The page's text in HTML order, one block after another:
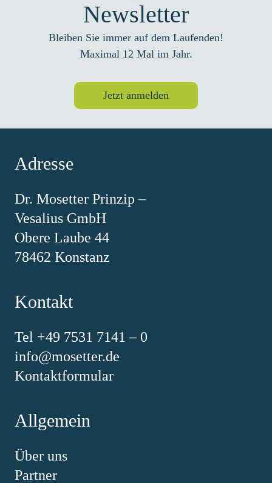
Newsletter
Bleiben Sie immer auf dem Laufenden!
Maximal 12 Mal im Jahr.
Jetzt anmelden
Adresse
Dr. Mosetter Prinzip –
Vesalius GmbH
Obere Laube 44
78462 Konstanz
Kontakt
Tel +49 7531 7141 – 0
info@mosetter.de
Kontaktformular
Allgemein
Über uns
Partner